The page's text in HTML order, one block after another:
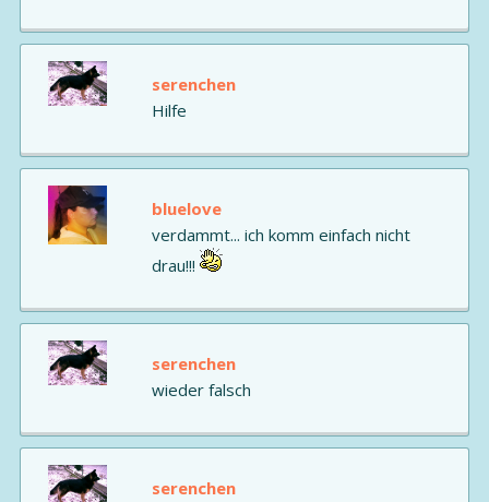
serenchen
Hilfe
bluelove
verdammt... ich komm einfach nicht
drau!!!
serenchen
wieder falsch
serenchen